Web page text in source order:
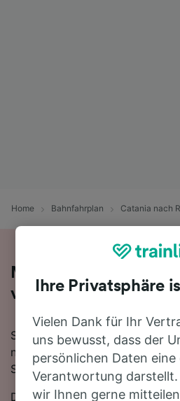
Home Bahnfahrplan Catania nach
Mit dem Zug in 9
von Catania nach
Sie denken darüber nach, für
nach Roma Tiburtina den Zug
Sie goldrichtig!
Die schnellste Fahrtzeit, um die
Ihre Privatsphäre
Vielen Dank für Ihr
uns bewusst, dass der
persönlichen Daten eine
Verantwortung
wir Ihnen gerne